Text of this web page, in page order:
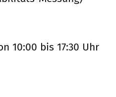
10:00 bis 17:30 Uhr